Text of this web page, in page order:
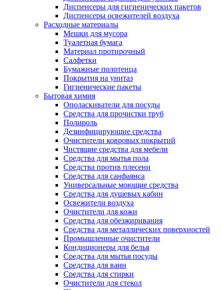
Диспенсеры для гигиенических пакетов
Диспенсеры освежителей воздуха
Расходные материалы
Мешки для мусора
Туалетная бумага
Материал протирочный
Салфетки
Бумажные полотенца
Покрытия на унитаз
Гигиенические пакеты
Бытовая химия
Ополаскиватели для посуды
Средства для прочистки труб
Полироль
Дезинфицирующие средства
Очистители ковровых покрытий
Чистящие средства для мебели
Средства для мытья пола
Средства против плесени
Средства для санфаянса
Универсальные моющие средства
Средства для душевых кабин
Освежители воздуха
Очистители для кожи
Средства для обезжиривания
Средства для металлических поверхностей
Промышленные очистители
Кондиционеры для белья
Средства для мытья посуды
Средства для ванн
Средства для стирки
Очистители для стекол